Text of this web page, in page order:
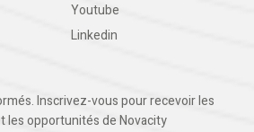
Youtube
Linkedin
Inscrivez-vous pour recevoir les
les opportunités de Novacity